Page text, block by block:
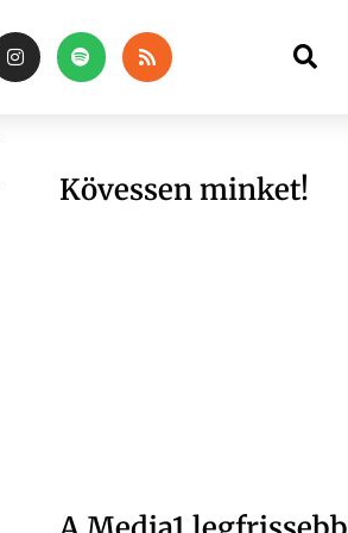
Kövessen minket!